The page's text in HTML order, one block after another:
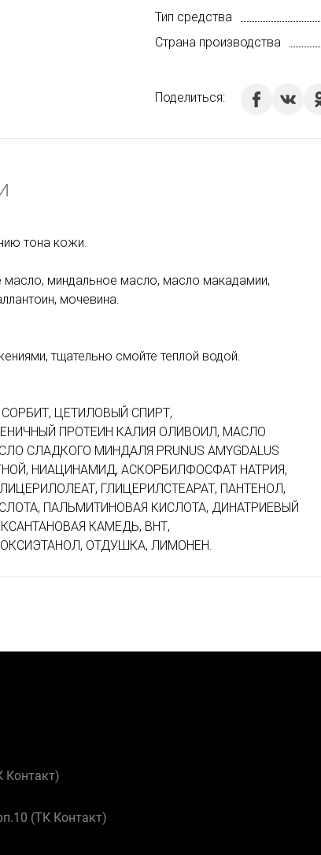
Тип средства
Страна производства
Поделиться:
тона кожи.
масло, миндальное масло, масло макадамии,
мочевина.
тщательно смойте теплой водой.
ЦЕТИЛОВЫЙ СПИРТ,
ПРОТЕИН КАЛИЯ ОЛИВОИЛ, МАСЛО
СЛАДКОГО МИНДАЛЯ PRUNUS AMYGDALUS
НИАЦИНАМИД, АСКОРБИЛФОСФАТ НАТРИЯ,
ГЛИЦЕРИЛСТЕАРАТ, ПАНТЕНОЛ,
ПАЛЬМИТИНОВАЯ КИСЛОТА, ДИНАТРИЕВЫЙ
КАМЕДЬ, ВНТ,
ОТДУШКА, ЛИМОНЕН.
Контакт)
(ТК Контакт)